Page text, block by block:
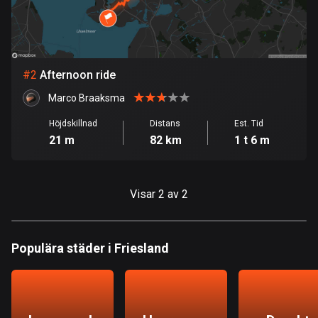
Bahrain
Bangladesh
409 rutter
Barbados
15 rutter
4909 rutter
Belize
3 rutter
#2 Afternoon ride
Marco Braaksma
Höjdskillnad
21 m
Distans
82 km
Est. Tid
1 t 6 m
Visar 2 av 2
Populära städer i Friesland